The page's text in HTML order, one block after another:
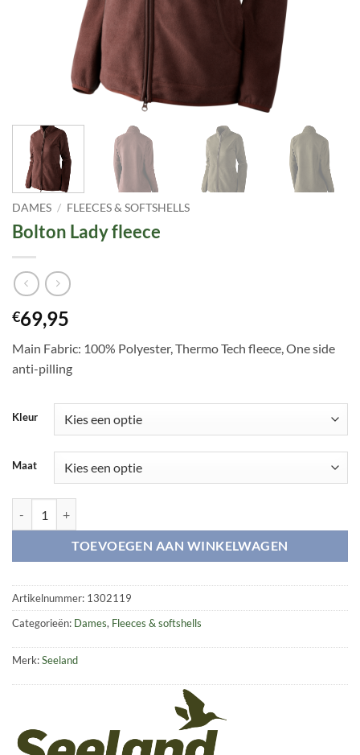
DAMES / FLEECES & SOFTSHELLS
Bolton Lady fleece
€69,95
Main Fabric: 100% Polyester, Thermo Tech fleece, One side
anti-pilling
Kleur
Maat
TOEVOEGEN AAN WINKELWAGEN
Artikelnummer: 1302119
Categorieën: Dames, Fleeces & softshells
Merk:Seeland